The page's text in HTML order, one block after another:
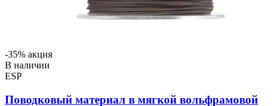
-35% акция
В наличии
ESP
Поводковый материал в мягкой вольфрамовой